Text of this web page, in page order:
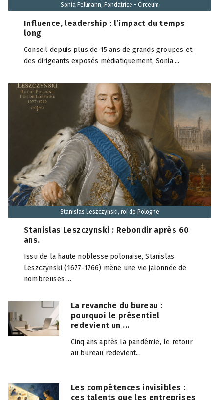
Sonia Fellmann, Fondatrice - Circeum
Influence, leadership : l’impact du temps
long
Conseil depuis plus de 15 ans de grands groupes et
des dirigeants exposés médiatiquement, Sonia ...
Stanislas Leszczynski, roi de Pologne
Stanislas Leszczynski : Rebondir après 60
ans.
Issu de la haute noblesse polonaise, Stanislas
Leszczynski (1677-1766) mène une vie jalonnée de
nombreuses ...
La revanche du bureau :
pourquoi le présentiel
redevient un ...
Cinq ans après la pandémie, le retour
au bureau redevient...
Les compétences invisibles :
ces talents que les entreprises